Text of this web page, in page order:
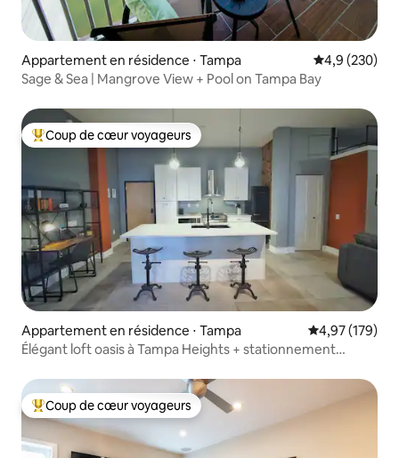
Appartement en résidence ⋅ Tampa Évaluation
4,9 (230)
Sage & Sea | Mangrove View + Pool on Tampa Bay
Coups de cœur voyageurs les plus appréciés
Coup de cœur voyageurs
Appartement en résidence ⋅ Tampa Évaluation
4,97 (179)
Élégant loft oasis à Tampa Heights + stationnement
Coups de cœur voyageurs les plus appréciés
Coup de cœur voyageurs